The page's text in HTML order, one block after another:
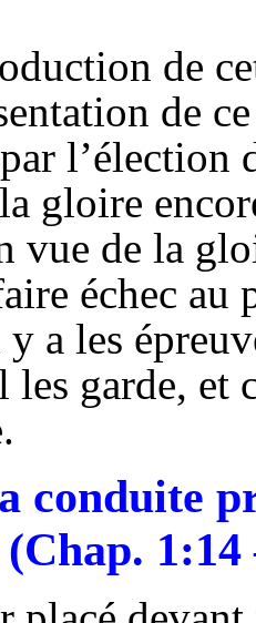
de
de
l’élection
gloire
vue de la
échec
a les
les garde,
conduite
(Chap.